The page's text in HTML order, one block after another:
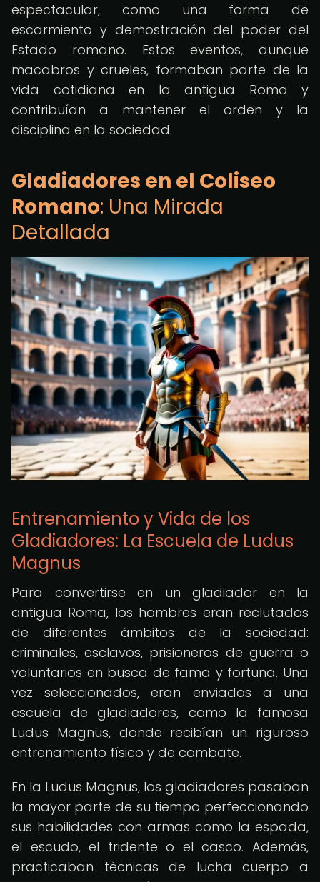
espectacular, como una forma de
escarmiento y demostración del poder del
Estado romano. Estos eventos, aunque
macabros y crueles, formaban parte de la
vida cotidiana en la antigua Roma y
contribuían a mantener el orden y la
disciplina en la sociedad.
Gladiadores en el Coliseo
Romano: Una Mirada
Detallada
Entrenamiento y Vida de los
Gladiadores: La Escuela de Ludus
Magnus
Para convertirse en un gladiador en la
antigua Roma, los hombres eran reclutados
de diferentes ámbitos de la sociedad:
criminales, esclavos, prisioneros de guerra o
voluntarios en busca de fama y fortuna. Una
vez seleccionados, eran enviados a una
escuela de gladiadores, como la famosa
Ludus Magnus, donde recibían un riguroso
entrenamiento físico y de combate.
En la Ludus Magnus, los gladiadores pasaban
la mayor parte de su tiempo perfeccionando
sus habilidades con armas como la espada,
el escudo, el tridente o el casco. Además,
practicaban técnicas de lucha cuerpo a